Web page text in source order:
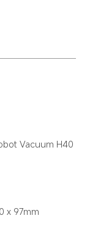
Vacuum H40
x 97mm